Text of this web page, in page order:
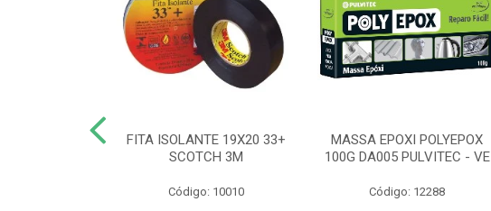
FITA ISOLANTE 19X20 33+
SCOTCH 3M
Código: 10010
MASSA EPOXI POLYEPOX
100G DA005 PULVITEC - VE
Código: 12288